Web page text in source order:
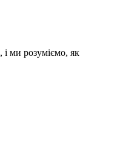
ми розуміємо, як